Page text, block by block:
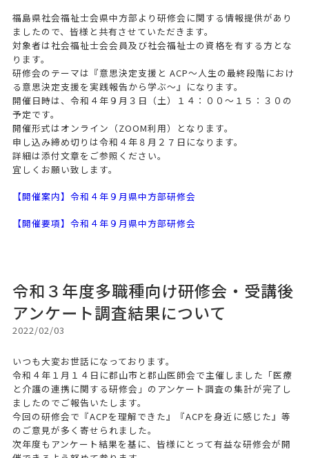
福島県社会福祉士会県中方部より研修会に関する情報提供があり
ましたので、皆様と共有させていただきます。
対象者は社会福祉士会会員及び社会福祉士の資格を有する方とな
ります。
研修会のテーマは『意思決定支援と ACP～人生の最終段階におけ
る意思決定支援を実践報告から学ぶ～』になります。
開催日時は、令和４年９月３日（土）１４：００～１５：３０の
予定です。
開催形式はオンライン（ZOOM利用）となります。
申し込み締め切りは令和４年８月２７日になります。
詳細は添付文章をご参照ください。
宜しくお願い致します。
【開催案内】令和４年９月県中方部研修会
【開催要項】令和４年９月県中方部研修会
令和３年度多職種向け研修会・受講後
アンケート調査結果について
2022/02/03
いつも大変お世話になっております。
令和４年１月１４日に郡山市と郡山医師会で主催しました「医療
と介護の連携に関する研修会」のアンケート調査の集計が完了し
ましたのでご報告いたします。
今回の研修会で『ACPを理解できた』『ACPを身近に感じた』等
のご意見が多く寄せられました。
次年度もアンケート結果を基に、皆様にとって有益な研修会が開